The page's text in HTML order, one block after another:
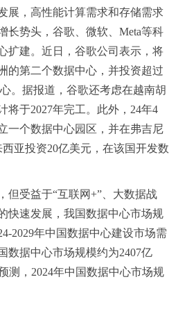
动
榜
会（Sensor Shenzhen）等你来！
览会（Sensor Shenzhen）等你来！
预登记现已开启！
防护领导者
光电盛宴！
之旅
生态大会惊喜不断，整个快递行业沸腾了
张武军教授
景
展望激光与量子新时代
展，高性能计算需求和存储需求
长势头，谷歌、微软、Meta等科
扩建。近日，谷歌公司表示，将
的第二个数据中心，并投资超过
。据报道，谷歌还考虑在越南胡
将于2027年完工。此外，24年4
一个数据中心园区，并在弗吉尼
亚投资20亿美元，在该国开发数
但受益于“互联网+”、大数据战
快速发展，我国数据中心市场规
2029年中国数据中心建设市场需
数据中心市场规模约为2407亿
测，2024年中国数据中心市场规